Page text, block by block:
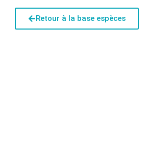
Retour à la base espèces